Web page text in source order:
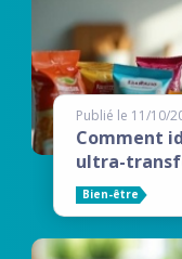
Publié le 11/10/
Comment
ultra-
Bien-être